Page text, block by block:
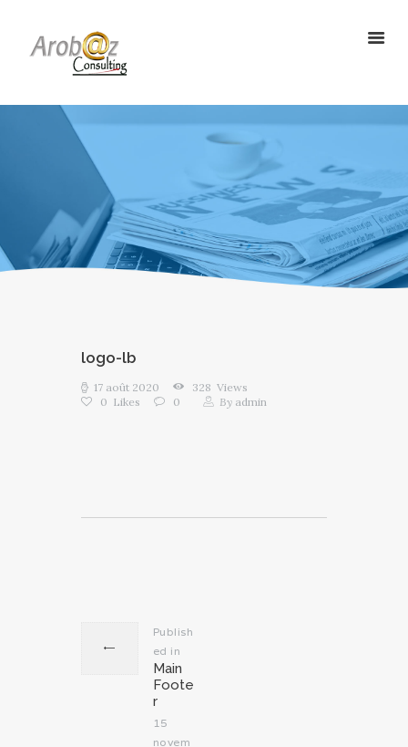
ArobazConsulting
Guadeloupe
ACCUEIL
NOS SOLUTIONS
RÉALISATIONS
L’AGENCE
LE BLOG
logo-lb
17 août 2020 328 Views
0 Likes 0 By admin
Publish
ed in
post:
Main
Foote
r
15
novem